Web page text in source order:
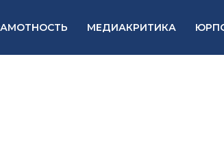
МЕДИАКРИТИКА